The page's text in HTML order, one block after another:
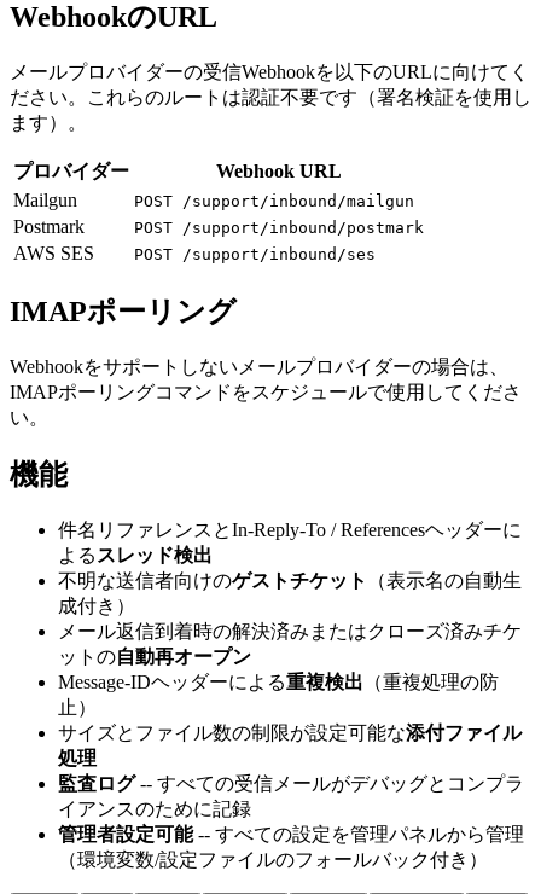
WebhookのURL
メールプロバイダーの受信Webhookを以下のURLに向けてく
ださい。これらのルートは認証不要です（署名検証を使用し
ます）。
プロバイダー
Webhook URL
Mailgun
POST /support/inbound/mailgun
Postmark POST /support/inbound/postmark
AWS SES POST /support/inbound/ses
IMAPポーリング
Webhookをサポートしないメールプロバイダーの場合は、
IMAPポーリングコマンドをスケジュールで使用してくださ
い。
機能
件名リファレンスとIn-Reply-To / Referencesヘッダーに
よる スレッド検出
不明な送信者向けのゲストチケット
（表示名の自動生
成付き）
メール返信到着時の解決済みまたはクローズ済みチケ
ットの自動再オープン
Message-IDヘッダーによる重複検出 （重複処理の防
止）
サイズとファイル数の制限が設定可能な添付ファイル
処理
監査ログ-- すべての受信メールがデバッグとコンプラ
イアンスのために記録
管理者設定可能-- すべての設定を管理パネルから管理
（環境変数/設定ファイルのフォールバック付き）